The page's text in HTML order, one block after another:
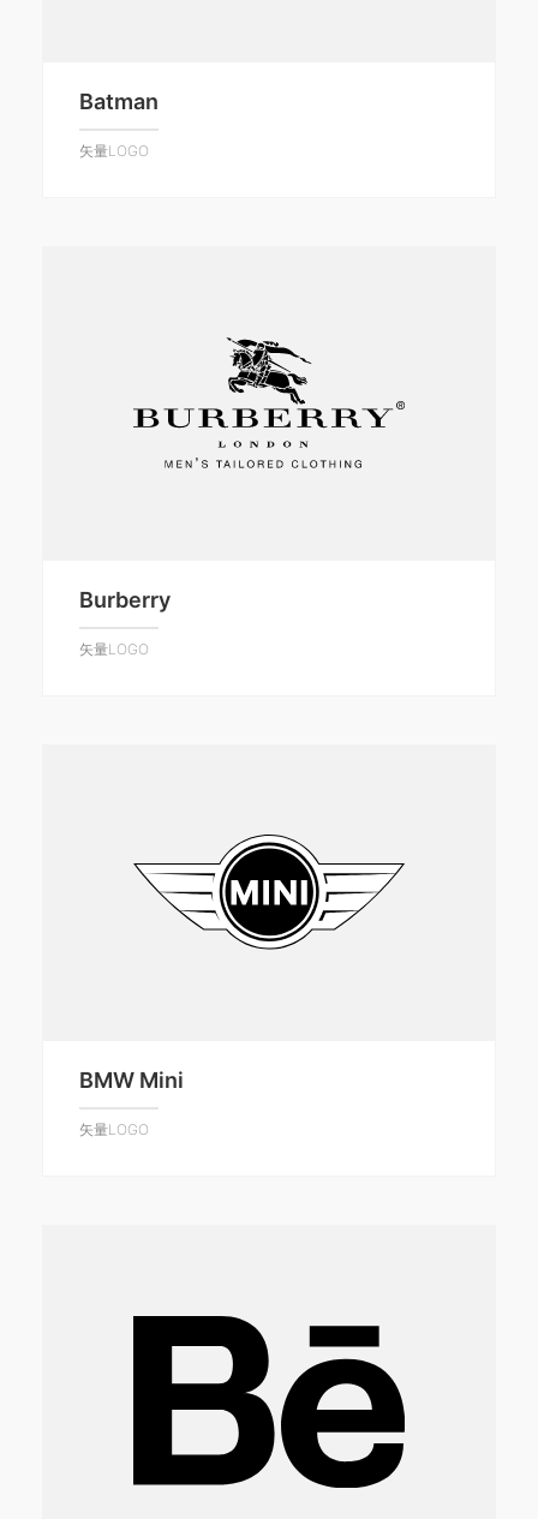
Batman
矢量LOGO
Burberry
矢量LOGO
BMW Mini
矢量LOGO